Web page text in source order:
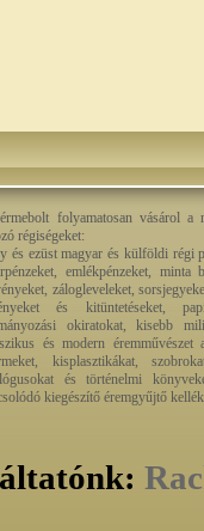
folyamatosan vásárol a
régiségeket:
és ezüst magyar és külföldi régi
emlékpénzeket, minta
zálogleveleket,
és kitüntetéseket,
okiratokat, kisebb
és modern éremművészet
kisplasztikákat,
és történelmi
kiegészítő éremgyűjtő